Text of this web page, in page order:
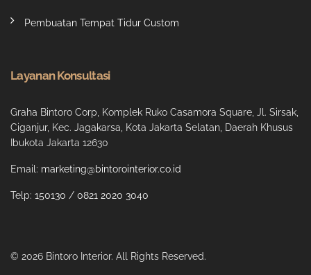
Pembuatan Tempat Tidur Custom
Layanan Konsultasi
Graha Bintoro Corp, Komplek Ruko Casamora Square, Jl. Sirsak,
Ciganjur, Kec. Jagakarsa, Kota Jakarta Selatan, Daerah Khusus
Ibukota Jakarta 12630
Email: marketing@bintorointerior.co.id
Telp: 150130 / 0821 2020 3040
© 2026 Bintoro Interior. All Rights Reserved.